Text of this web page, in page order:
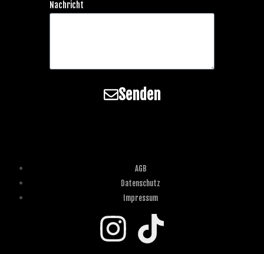
Nachricht
Senden
AGB
Datenschutz
Impressum